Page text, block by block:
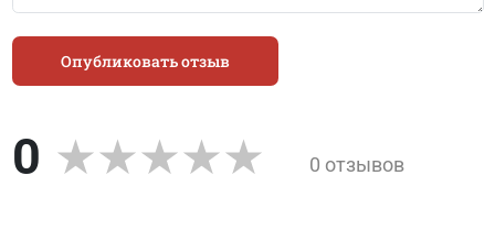
Опубликовать отзыв
0 0 отзывов